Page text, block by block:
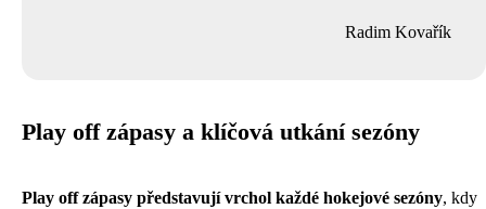
Radim Kovařík
Play off zápasy a klíčová utkání sezóny
Play off zápasy představují vrchol každé hokejové sezóny, kdy